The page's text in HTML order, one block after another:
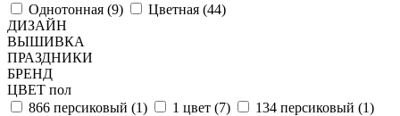
Однотонная (9) Цветная (44)
ДИЗАЙН
ВЫШИВКА
ПРАЗДНИКИ
БРЕНД
ЦВЕТ пол
866 персиковый (1) 1 цвет (7) 134 персиковый (1)